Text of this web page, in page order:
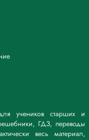
учеников старших и
ГДЗ, переводы
весь материал,